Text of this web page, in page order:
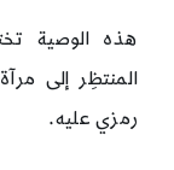
هذه الوصية
المنتظِر إلى
رمزي عليه.